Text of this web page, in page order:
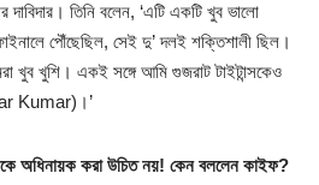
তিনি বলেন, ‘এটি একটি খুব ভালো
পৌঁছেছিল, সেই দু’ দলই শক্তিশালী ছিল।
খুব খুশি। একই সঙ্গে আমি গুজরাট টাইটান্সকেও
Kumar)।’
করা উচিত নয়! কেন বললেন কাইফ?